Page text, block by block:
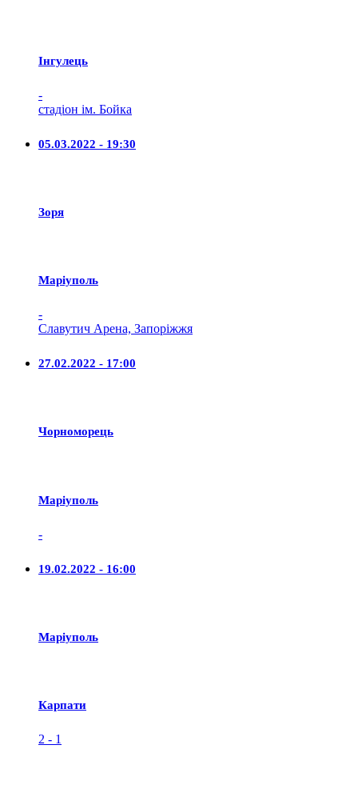
Iнгулець
-
стадіон ім. Бойка
05.03.2022 - 19:30
Зоря
Маріуполь
-
Славутич Арена, Запоріжжя
27.02.2022 - 17:00
Чорноморець
Маріуполь
-
19.02.2022 - 16:00
Маріуполь
Карпати
2 - 1